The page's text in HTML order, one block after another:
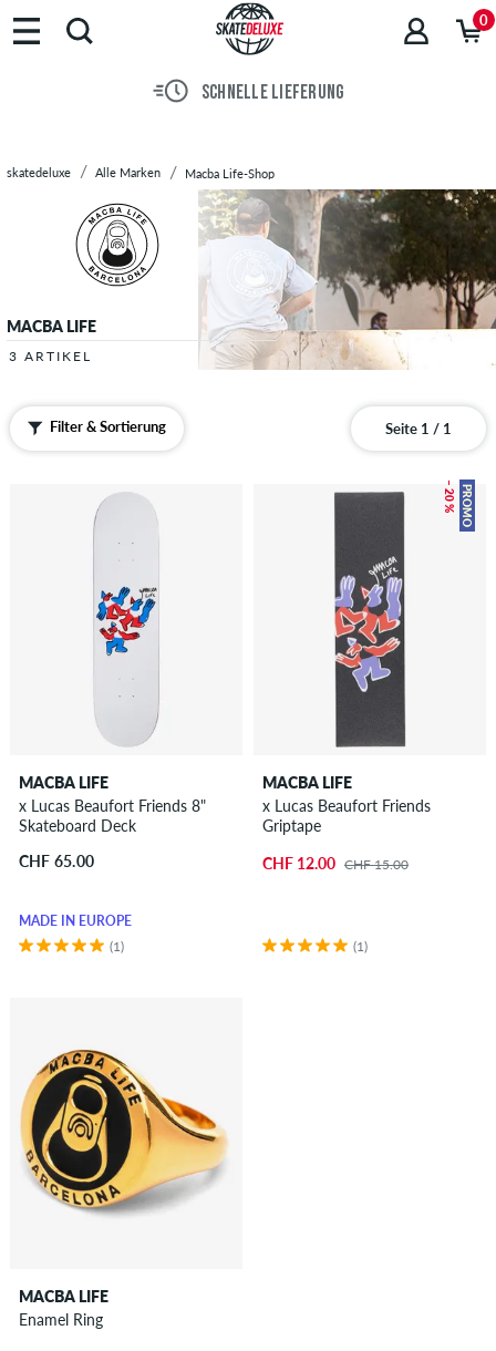
Marken
Skateboards
Sale
0
SCHNELLE LIEFERUNG
skatedeluxe Alle Marken Macba Life-Shop
MACBA LIFE
3 ARTIKEL
Filter & Sortierung Seite 1 / 1
MACBA LIFE
x Lucas Beaufort Friends 8"
Skateboard Deck
CHF 65.00
MADE IN EUROPE
(1)
PROMO
– 20 %
MACBA LIFE
x Lucas Beaufort Friends
Griptape
CHF 12.00 CHF 15.00
(1)
MACBA LIFE
Enamel Ring